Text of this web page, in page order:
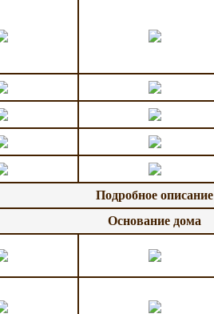
Подробное описание
Основание дома